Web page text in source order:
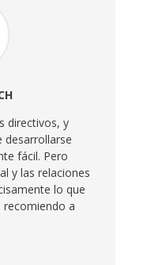
directivos, y
desarrollarse
fácil. Pero
y las relaciones
lo que
recomiendo a